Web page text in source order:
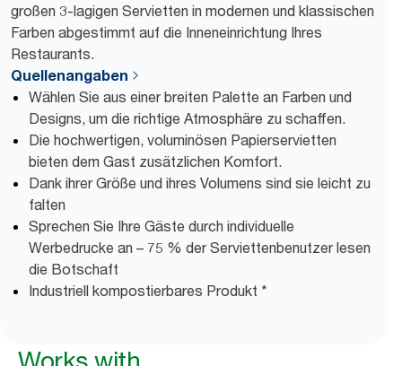
großen 3-lagigen Servietten in modernen und klassischen
Farben abgestimmt auf die Inneneinrichtung Ihres
Restaurants.
Quellenangaben
Wählen Sie aus einer breiten Palette an Farben und
Designs, um die richtige Atmosphäre zu schaffen.
Die hochwertigen, voluminösen Papierservietten
bieten dem Gast zusätzlichen Komfort.
Dank ihrer Größe und ihres Volumens sind sie leicht zu
falten
Sprechen Sie Ihre Gäste durch individuelle
Werbedrucke an – 75 % der Serviettenbenutzer lesen
die Botschaft
Industriell kompostierbares Produkt *